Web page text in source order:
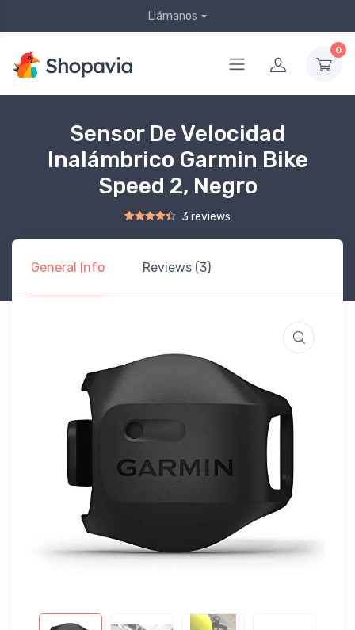
Llámanos
0
Sensor De Velocidad
Inalámbrico Garmin Bike
Speed 2, Negro
Rated4.50out of 5 based on
2 customer ratings
3 reviews
General Info Reviews (3)